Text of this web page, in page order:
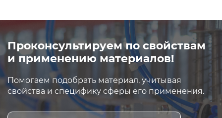
Проконсультируем по свойствам
и применению материалов!
Помогаем подобрать материал, учитывая
свойства и специфику сферы его применения.